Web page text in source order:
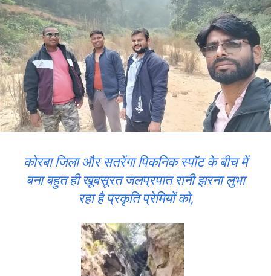
कोरबा जिला और सतरेंगा पिकनिक स्पॉट के बीच में
बना बहुत ही खूबसूरत जलप्रपात रानी झरना लुभा
रहा है प्रकृति प्रेमियों को,